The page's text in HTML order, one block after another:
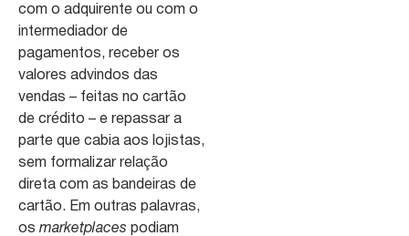
com o adquirente ou com o
intermediador de
pagamentos, receber os
valores advindos das
vendas – feitas no cartão
de crédito – e repassar a
parte que cabia aos lojistas,
sem formalizar relação
direta com as bandeiras de
cartão. Em outras palavras,
os marketplaces podiam